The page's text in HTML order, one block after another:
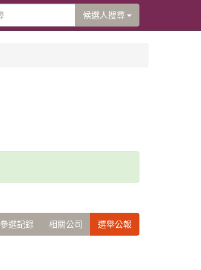
候選人搜尋
參選記錄 相關公司 選舉公報